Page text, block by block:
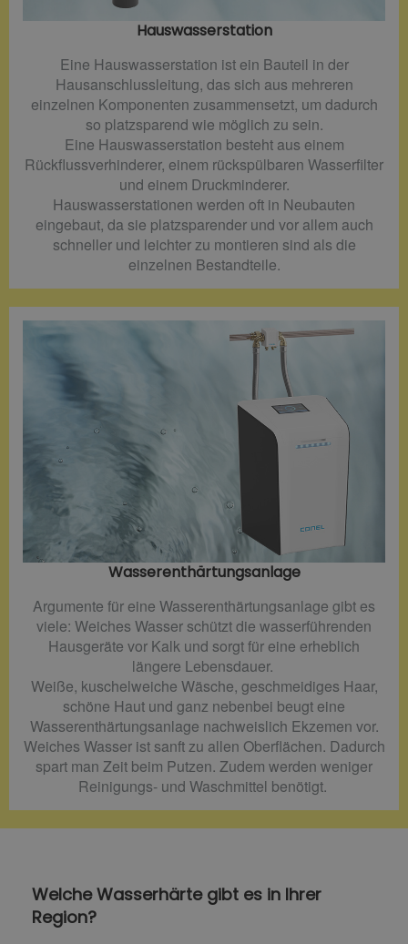
Hauswasserstation
Eine Hauswasserstation ist ein Bauteil in der
Hausanschlussleitung, das sich aus mehreren
einzelnen Komponenten zusammensetzt, um dadurch
so platzsparend wie möglich zu sein.
Eine Hauswasserstation besteht aus einem
Rückflussverhinderer, einem rückspülbaren Wasserfilter
und einem Druckminderer.
Hauswasserstationen werden oft in Neubauten
eingebaut, da sie platzsparender und vor allem auch
schneller und leichter zu montieren sind als die
einzelnen Bestandteile.
Wasserenthärtungsanlage
Argumente für eine Wasserenthärtungsanlage gibt es
viele: Weiches Wasser schützt die wasserführenden
Hausgeräte vor Kalk und sorgt für eine erheblich
längere Lebensdauer.
Weiße, kuschelweiche Wäsche, geschmeidiges Haar,
schöne Haut und ganz nebenbei beugt eine
Wasserenthärtungsanlage nachweislich Ekzemen vor.
Weiches Wasser ist sanft zu allen Oberflächen. Dadurch
spart man Zeit beim Putzen. Zudem werden weniger
Reinigungs- und Waschmittel benötigt.
Welche Wasserhärte gibt es in Ihrer
Region?